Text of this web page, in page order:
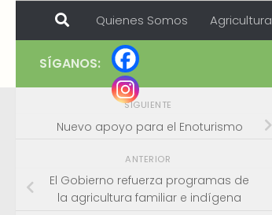
Quienes Somos Agricultura
SÍGANOS:
SIGUIENTE
Nuevo apoyo para el Enoturismo
ANTERIOR
El Gobierno refuerza programas de
la agricultura familiar e indígena